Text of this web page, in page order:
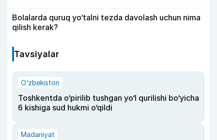
Bolalarda quruq yo‘talni tezda davolash uchun nima
qilish kerak?
Tavsiyalar
O‘zbekiston
Toshkentda o‘pirilib tushgan yo‘l qurilishi bo‘yicha
6 kishiga sud hukmi o‘qildi
Madaniyat